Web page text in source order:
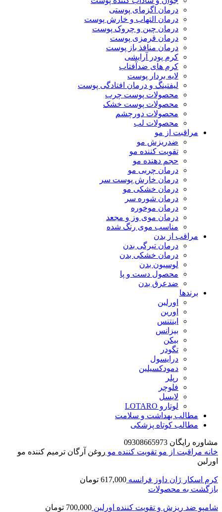
درمان اگزمای پوستی
درمان التهاب و خارش پوست
درمان چین و چروک پوست
درمان قرمزی پوست
درمان منافذ باز پوست
کرم پودر آرایشی
کرم های ضدآفتاب
لایه بردار پوست
لیفتینگ و درمان افتادگی پوست
محصولات پوست چرب
محصولات پوست خشک
محصولات دورچشم
محصولات لب
مراقبت از مو
ضدریزش مو
تقویت کننده مو
حجم دهنده مو
درمان چربی مو
درمان خارش پوست سر
درمان خشکی مو
درمان شوره سر
درمان موخوره
درمان موی وز و مجعد
مناسب موی رنگ شده
مراقب از بدن
درمان تیرگی بدن
درمان خشکی بدن
لوسیون بدن
محصول دست و پا
ضدعرق بدن
برندها
اورلین
اورین
اینتنس
بیزانس
بیکن
تگودر
درایسول
دمودکسیلین
رپلر
فلوچر
لایسل
لوتارو LOTARO
مطالب بهداشت و سلامت
مطالب کوتاه پزشکی
مشاوره رایگان 09308665973
خانه مراقبت از مو تقویت کننده مو روغن آرگان ترمیم کننده مو
اورلین
کرم اسکار ژان داوز فرانسه 617,000 تومان
بازگشت به محصولات
شامپو ضد ریزش و تقویت کننده اورلین 700,000 تومان